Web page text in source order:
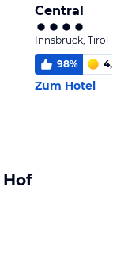
Central
Innsbruck, Tirol
98% 4,7
Zum Hotel